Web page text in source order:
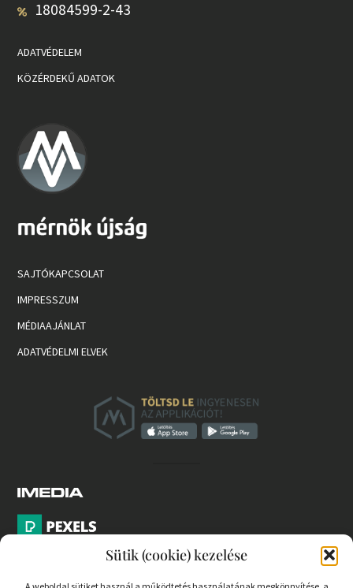
Sütik (cookie) kezelése
18084599-2-43
ADATVÉDELEM
KÖZÉRDEKŰ ADATOK
SAJTÓKAPCSOLAT
IMPRESSZUM
MÉDIAAJÁNLAT
ADATVÉDELMI ELVEK